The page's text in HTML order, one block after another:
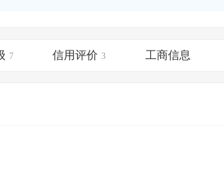
会员服务 > 数据
7 信用评价 3 工商信息